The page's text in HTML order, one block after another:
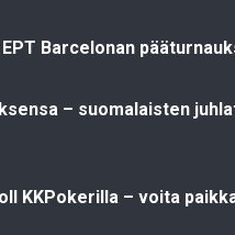
Barcelonan
– suomalaisten
KKPokerilla – voita